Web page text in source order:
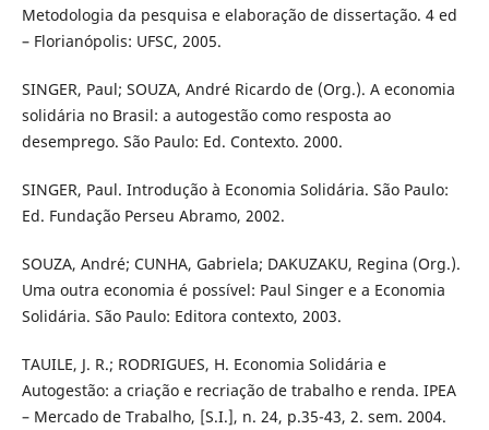
Metodologia da pesquisa e elaboração de dissertação. 4 ed
– Florianópolis: UFSC, 2005.
SINGER, Paul; SOUZA, André Ricardo de (Org.). A economia
solidária no Brasil: a autogestão como resposta ao
desemprego. São Paulo: Ed. Contexto. 2000.
SINGER, Paul. Introdução à Economia Solidária. São Paulo:
Ed. Fundação Perseu Abramo, 2002.
SOUZA, André; CUNHA, Gabriela; DAKUZAKU, Regina (Org.).
Uma outra economia é possível: Paul Singer e a Economia
Solidária. São Paulo: Editora contexto, 2003.
TAUILE, J. R.; RODRIGUES, H. Economia Solidária e
Autogestão: a criação e recriação de trabalho e renda. IPEA
– Mercado de Trabalho, [S.I.], n. 24, p.35-43, 2. sem. 2004.